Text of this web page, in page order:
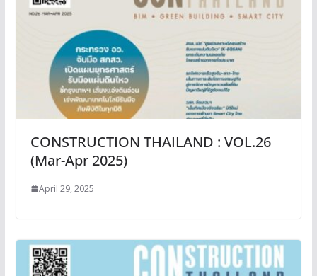
CONSTRUCTION THAILAND : VOL.26
(Mar-Apr 2025)
April 29, 2025